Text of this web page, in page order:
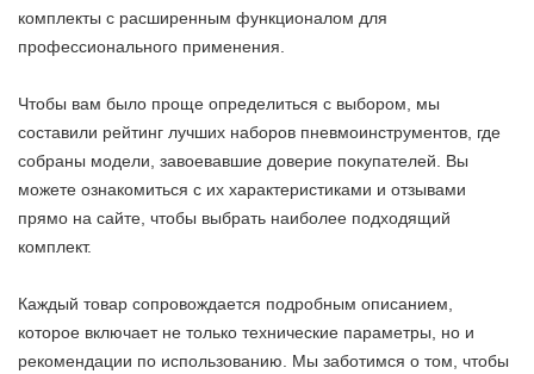
комплекты с расширенным функционалом для
профессионального применения.
Чтобы вам было проще определиться с выбором, мы
составили рейтинг лучших наборов пневмоинструментов, где
собраны модели, завоевавшие доверие покупателей. Вы
можете ознакомиться с их характеристиками и отзывами
прямо на сайте, чтобы выбрать наиболее подходящий
комплект.
Каждый товар сопровождается подробным описанием,
которое включает не только технические параметры, но и
рекомендации по использованию. Мы заботимся о том, чтобы